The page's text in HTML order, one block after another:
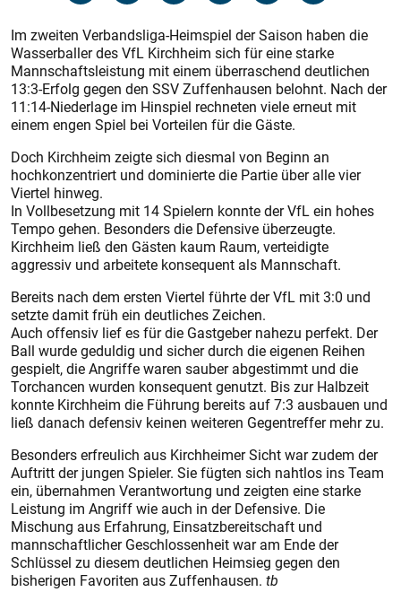
Im zweiten Verbandsliga-Heimspiel der Saison haben die
Wasserballer des VfL Kirchheim sich für eine starke
Mannschaftsleistung mit einem überraschend deutlichen
13:3-Erfolg gegen den SSV Zuffenhausen belohnt. Nach der
11:14-Niederlage im Hinspiel rechneten viele erneut mit
einem engen Spiel bei Vorteilen für die Gäste.
Doch Kirchheim zeigte sich diesmal von Beginn an
hochkonzentriert und dominierte die Partie über alle vier
Viertel hinweg.
In Vollbesetzung mit 14 Spielern konnte der VfL ein hohes
Tempo gehen. Besonders die Defensive überzeugte.
Kirchheim ließ den Gästen kaum Raum, verteidigte
aggressiv und arbeitete konsequent als Mannschaft.
Bereits nach dem ersten Viertel führte der VfL mit 3:0 und
setzte damit früh ein deutliches Zeichen.
Auch offensiv lief es für die Gastgeber nahezu perfekt. Der
Ball wurde geduldig und sicher durch die eigenen Reihen
gespielt, die Angriffe waren sauber abgestimmt und die
Torchancen wurden konsequent genutzt. Bis zur Halbzeit
konnte Kirchheim die Führung bereits auf 7:3 ausbauen und
ließ danach defensiv keinen weiteren Gegentreffer mehr zu.
Besonders erfreulich aus Kirchheimer Sicht war zudem der
Auftritt der jungen Spieler. Sie fügten sich nahtlos ins Team
ein, übernahmen Verantwortung und zeigten eine starke
Leistung im Angriff wie auch in der Defensive. Die
Mischung aus Erfahrung, Einsatzbereitschaft und
mannschaftlicher Geschlossenheit war am Ende der
Schlüssel zu diesem deutlichen Heimsieg gegen den
bisherigen Favoriten aus Zuffenhausen. tb